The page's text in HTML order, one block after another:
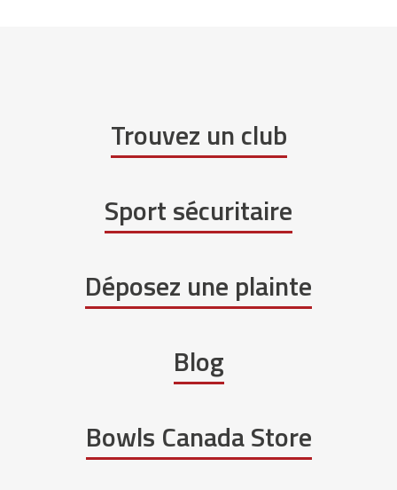
Trouvez un club
Sport sécuritaire
Déposez une plainte
Blog
Bowls Canada Store